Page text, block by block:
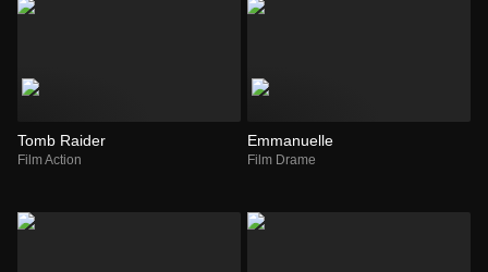
Tomb Raider
Film Action
Emmanuelle
Film Drame